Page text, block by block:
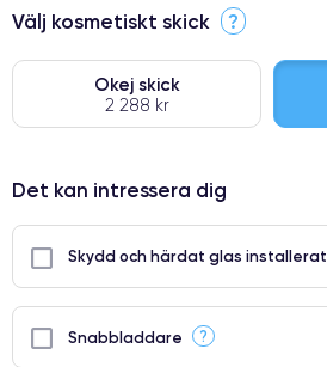
Välj kosmetiskt skick ?
Okej skick
2 288 kr
⭐ Premium
● Oklanderlig kvalitetsskärm
Det kan intressera dig
Skydd och härdat glas installerat
Snabbladdare ?